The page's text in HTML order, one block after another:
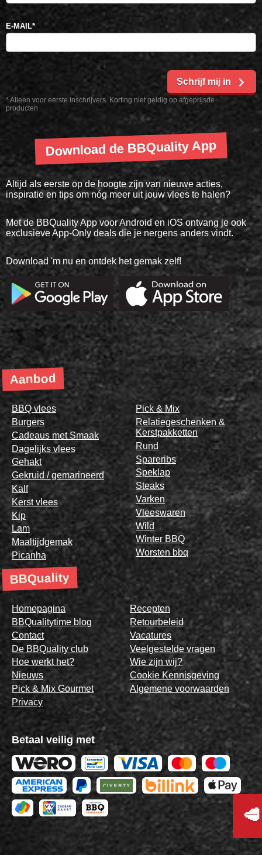
* Alleen voor eerste inschrijvers. Korting niet geldig op afgeprijsde
producten
E-MAIL*
Schrijf mij in
Download de BBQuality App
Altijd als eerste op de hoogte zijn van nieuwe acties,
inspiratie en tips om nóg meer uit jouw vlees te halen?
Met de BBQuality App voor Android en iOS ontvang je ook
exclusieve App-Only deals die je nergens anders vindt.
Download 'm nu en ontdek het gemak zelf!
Aanbod
BBQ vlees
Burgers
Cadeaus met Smaak
Dagelijks vlees
Gehakt
Gekruid / gemarineerd
Kalf
Kerst vlees
Kip
Lam
Maaltijdgemak
Picanha
Pick & Mix
Relatiegeschenken &
Kerstpakketten
Rund
Spareribs
Speklap
Steaks
Varken
Vleeswaren
Wild
Winter BBQ
Worsten bbq
BBQuality
Homepagina
BBQualitytime blog
Contact
De BBQuality club
Hoe werkt het?
Nieuws
Pick & Mix Gourmet
Privacy
Recepten
Retourbeleid
Vacatures
Veelgestelde vragen
Wie zijn wij?
Cookie Kennisgeving
Algemene voorwaarden
Betaal veilig met
🥩